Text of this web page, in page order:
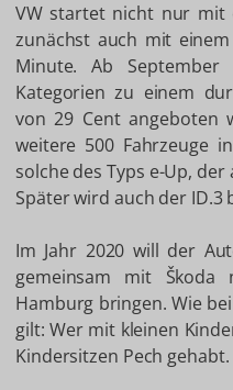
VW startet nicht nur mit
zunächst auch mit
Minute. Ab
Kategorien zu einem
von 29 Cent angeboten
weitere 500 Fahrzeuge
solche des Typs e-Up,
Später wird auch der ID.3
Im Jahr 2020 will der
gemeinsam mit
Hamburg bringen. Wie
gilt: Wer mit kleinen
Kindersitzen Pech gehabt.